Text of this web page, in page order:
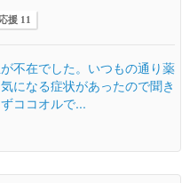
援 11
不在でした。いつもの通り薬
になる症状があったので聞き
ココオルで...